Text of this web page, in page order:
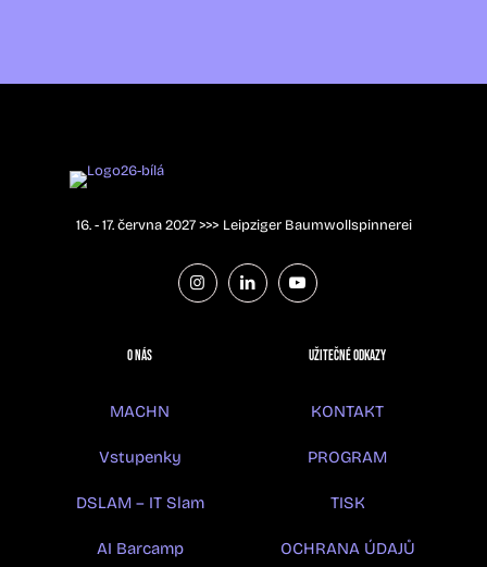
16. - 17. června 2027 >>> Leipziger Baumwollspinnerei
O nás
MACHN
Vstupenky
DSLAM – IT Slam
AI Barcamp
UŽITEČNÉ ODKAZY
KONTAKT
PROGRAM
TISK
OCHRANA ÚDAJŮ